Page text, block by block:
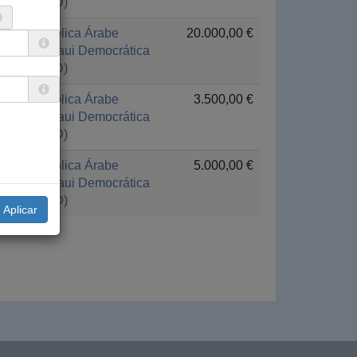
República Árabe
Saharaui Democrática
(RASD)
20.000,00 €
República Árabe
Saharaui Democrática
(RASD)
3.500,00 €
República Árabe
Saharaui Democrática
(RASD)
5.000,00 €